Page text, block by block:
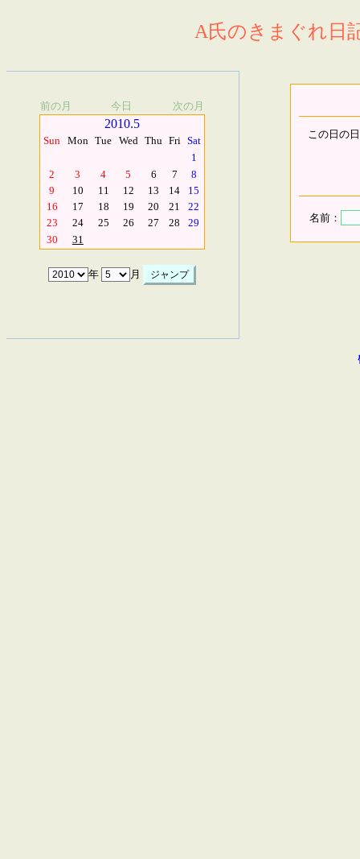
A氏のきまぐれ日
前の月 今日 次の月
2010.5
Sun Mon Tue Wed Thu Fri Sat
1
2
3 4 5 6 7
8
9
10 11 12 13 14
15
16
17 18 19 20 21
22
23
24 25 26 27 28
29
30
31
年 月
この日の
名前：